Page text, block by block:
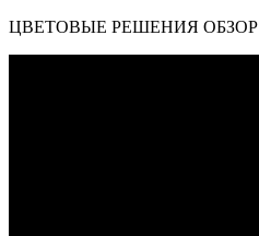
ЦВЕТОВЫЕ РЕШЕНИЯ ОБЗОР